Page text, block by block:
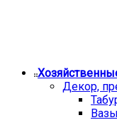
Декор,
Вазы